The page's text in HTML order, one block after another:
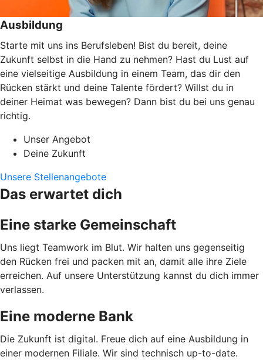
Ausbildung
Starte mit uns ins Berufsleben! Bist du bereit, deine
Zukunft selbst in die Hand zu nehmen? Hast du Lust auf
eine vielseitige Ausbildung in einem Team, das dir den
Rücken stärkt und deine Talente fördert? Willst du in
deiner Heimat was bewegen? Dann bist du bei uns genau
richtig.
Unser Angebot
Deine Zukunft
Unsere Stellenangebote
Das erwartet dich
Eine starke Gemeinschaft
Uns liegt Teamwork im Blut. Wir halten uns gegenseitig
den Rücken frei und packen mit an, damit alle ihre Ziele
erreichen. Auf unsere Unterstützung kannst du dich immer
verlassen.
Eine moderne Bank
Die Zukunft ist digital. Freue dich auf eine Ausbildung in
einer modernen Filiale. Wir sind technisch up-to-date.